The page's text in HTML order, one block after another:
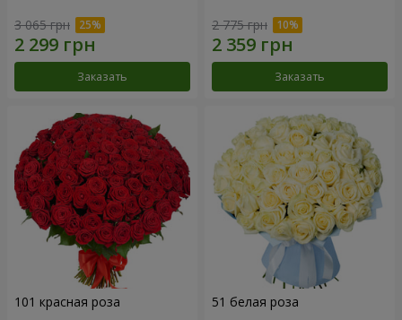
3 065 грн
Заказать
2 775 грн
Заказать
101 красная роза 51 белая роза